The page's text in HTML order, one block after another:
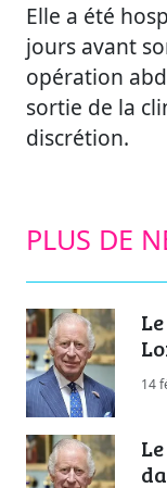
Elle a été
jours avant
opération
sortie de la
discrétion.
PLUS DE
14